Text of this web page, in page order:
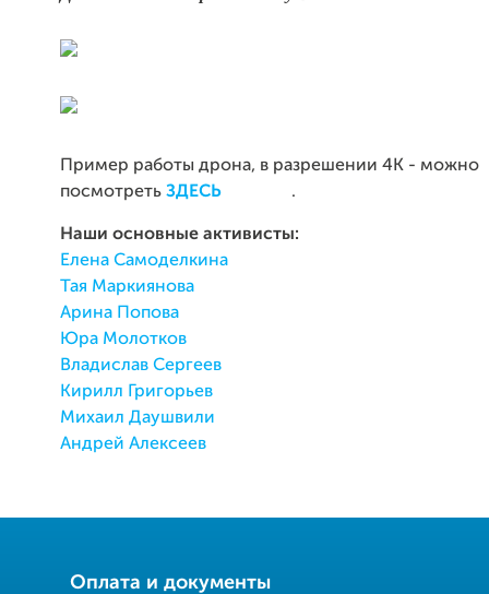
Пример работы дрона, в разрешении 4К - можно
посмотреть ЗДЕСЬ .
Наши основные активисты:
Елена Самоделкина
Тая Маркиянова
Арина Попова
Юра Молотков
Владислав Сергеев
Кирилл Григорьев
Михаил Даушвили
Андрей Алексеев
Оплата и документы